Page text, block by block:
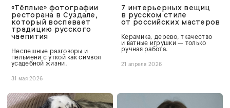
«Тёплые» фотографии
ресторана в Суздале,
который воспевает
традицию русского
чаепития
Неспешные разговоры и
пельмени с уткой как символ
усадебной жизни.
31 мая 2026
7 интерьерных вещиц
в русском стиле
от российских мастеров
Керамика, дерево, ткачество
и ватные игрушки — только
ручная работа.
21 апреля 2026